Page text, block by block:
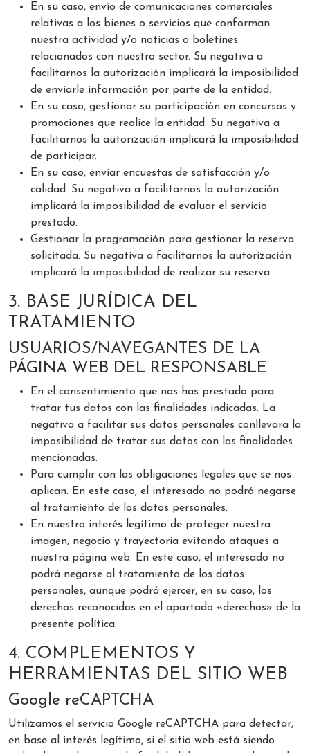
En su caso, envío de comunicaciones comerciales
relativas a los bienes o servicios que conforman
nuestra actividad y/o noticias o boletines
relacionados con nuestro sector. Su negativa a
facilitarnos la autorización implicará la imposibilidad
de enviarle información por parte de la entidad.
En su caso, gestionar su participación en concursos y
promociones que realice la entidad. Su negativa a
facilitarnos la autorización implicará la imposibilidad
de participar.
En su caso, enviar encuestas de satisfacción y/o
calidad. Su negativa a facilitarnos la autorización
implicará la imposibilidad de evaluar el servicio
prestado.
Gestionar la programación para gestionar la reserva
solicitada. Su negativa a facilitarnos la autorización
implicará la imposibilidad de realizar su reserva.
3. BASE JURÍDICA DEL
TRATAMIENTO
USUARIOS/NAVEGANTES DE LA
PÁGINA WEB DEL RESPONSABLE
En el consentimiento que nos has prestado para
tratar tus datos con las finalidades indicadas. La
negativa a facilitar sus datos personales conllevara la
imposibilidad de tratar sus datos con las finalidades
mencionadas.
Para cumplir con las obligaciones legales que se nos
aplican. En este caso, el interesado no podrá negarse
al tratamiento de los datos personales.
En nuestro interés legítimo de proteger nuestra
imagen, negocio y trayectoria evitando ataques a
nuestra página web. En este caso, el interesado no
podrá negarse al tratamiento de los datos
personales, aunque podrá ejercer, en su caso, los
derechos reconocidos en el apartado «derechos» de la
presente política.
4. COMPLEMENTOS Y
HERRAMIENTAS DEL SITIO WEB
Google reCAPTCHA
Utilizamos el servicio Google reCAPTCHA para detectar,
en base al interés legítimo, si el sitio web está siendo